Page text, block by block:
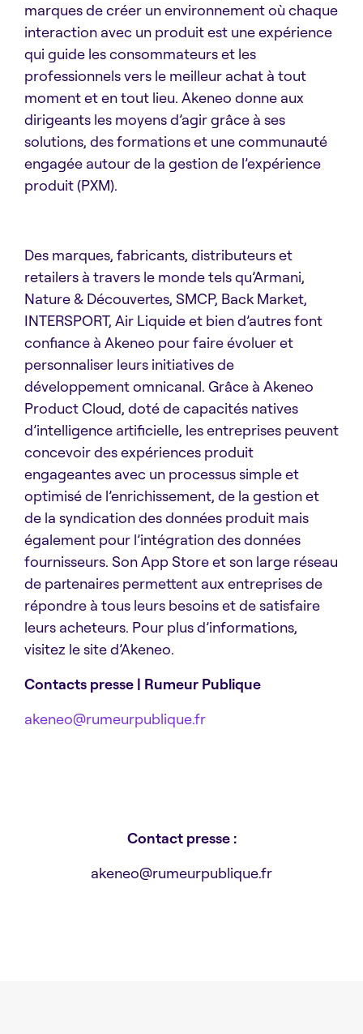
marques de créer un environnement où chaque
interaction avec un produit est une expérience
qui guide les consommateurs et les
professionnels vers le meilleur achat à tout
moment et en tout lieu. Akeneo donne aux
dirigeants les moyens d’agir grâce à ses
solutions, des formations et une communauté
engagée autour de la gestion de l’expérience
produit (PXM).
Des marques, fabricants, distributeurs et
retailers à travers le monde tels qu’Armani,
Nature & Découvertes, SMCP, Back Market,
INTERSPORT, Air Liquide et bien d’autres font
confiance à Akeneo pour faire évoluer et
personnaliser leurs initiatives de
développement omnicanal. Grâce à Akeneo
Product Cloud, doté de capacités natives
d’intelligence artificielle, les entreprises peuvent
concevoir des expériences produit
engageantes avec un processus simple et
optimisé de l’enrichissement, de la gestion et
de la syndication des données produit mais
également pour l’intégration des données
fournisseurs. Son App Store et son large réseau
de partenaires permettent aux entreprises de
répondre à tous leurs besoins et de satisfaire
leurs acheteurs. Pour plus d’informations,
visitez le site d’Akeneo.
Contacts presse | Rumeur Publique
akeneo@rumeurpublique.fr
Contact presse :
akeneo@rumeurpublique.fr